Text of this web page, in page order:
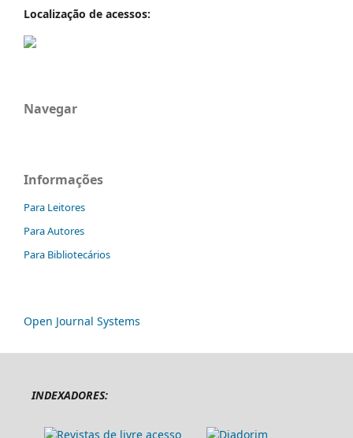
Localização de acessos:
Navegar
Informações
Para Leitores
Para Autores
Para Bibliotecários
Open Journal Systems
INDEXADORES: